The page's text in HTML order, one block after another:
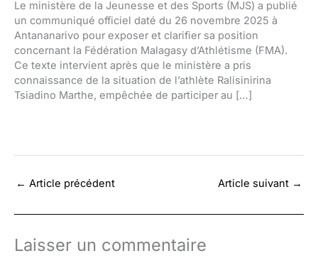
Le ministère de la Jeunesse et des Sports (MJS) a publié
un communiqué officiel daté du 26 novembre 2025 à
Antananarivo pour exposer et clarifier sa position
concernant la Fédération Malagasy d’Athlétisme (FMA).
Ce texte intervient après que le ministère a pris
connaissance de la situation de l’athlète Ralisinirina
Tsiadino Marthe, empêchée de participer au […]
← Article précédent Article suivant →
Laisser un commentaire